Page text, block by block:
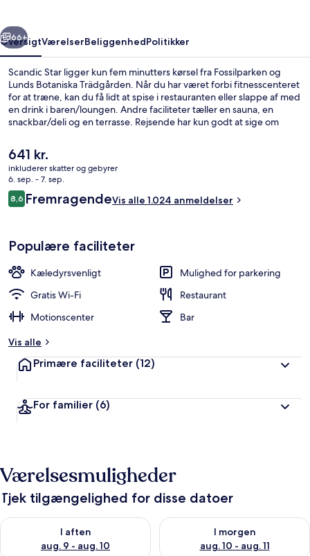
Næste
66+
OversigtVærelserBeliggenhedPolitikker
Scandic Star ligger kun fem minutters kørsel fra Fossilparken og
Lunds Botaniska Trädgården. Når du har været forbi fitnesscenteret
for at træne, kan du få lidt at spise i restauranten eller slappe af med
en drink i baren/loungen. Andre faciliteter tæller en sauna, en
snackbar/deli og en terrasse. Rejsende har kun godt at sige om
Den
nuværende
pris
er
641 kr.
641 kr.
inkluderer skatter og gebyrer
6. sep. - 7. sep.
Anmeldelser
8,68,6 ud af 10.
FremragendeVis alle 1.024 anmeldelser
Populære faciliteter
Kæledyrsvenligt
Mulighed for parkering
Gratis Wi-Fi
Restaurant
Motionscenter
Bar
Vis alle
Primære faciliteter (12)
For familier (6)
Værelsesmuligheder
Tjek tilgængelighed for disse datoer
I aften
aug. 9 - aug. 10
Tjek tilgængelighed for i aften aug. 9 - aug. 10
I morgen
aug. 10 - aug. 11
Tjek tilgængelighed for i